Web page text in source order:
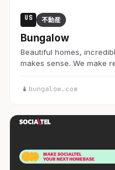
US 不動産
Bungalow
Beautiful homes,
makes sense. We make
bungalow.com